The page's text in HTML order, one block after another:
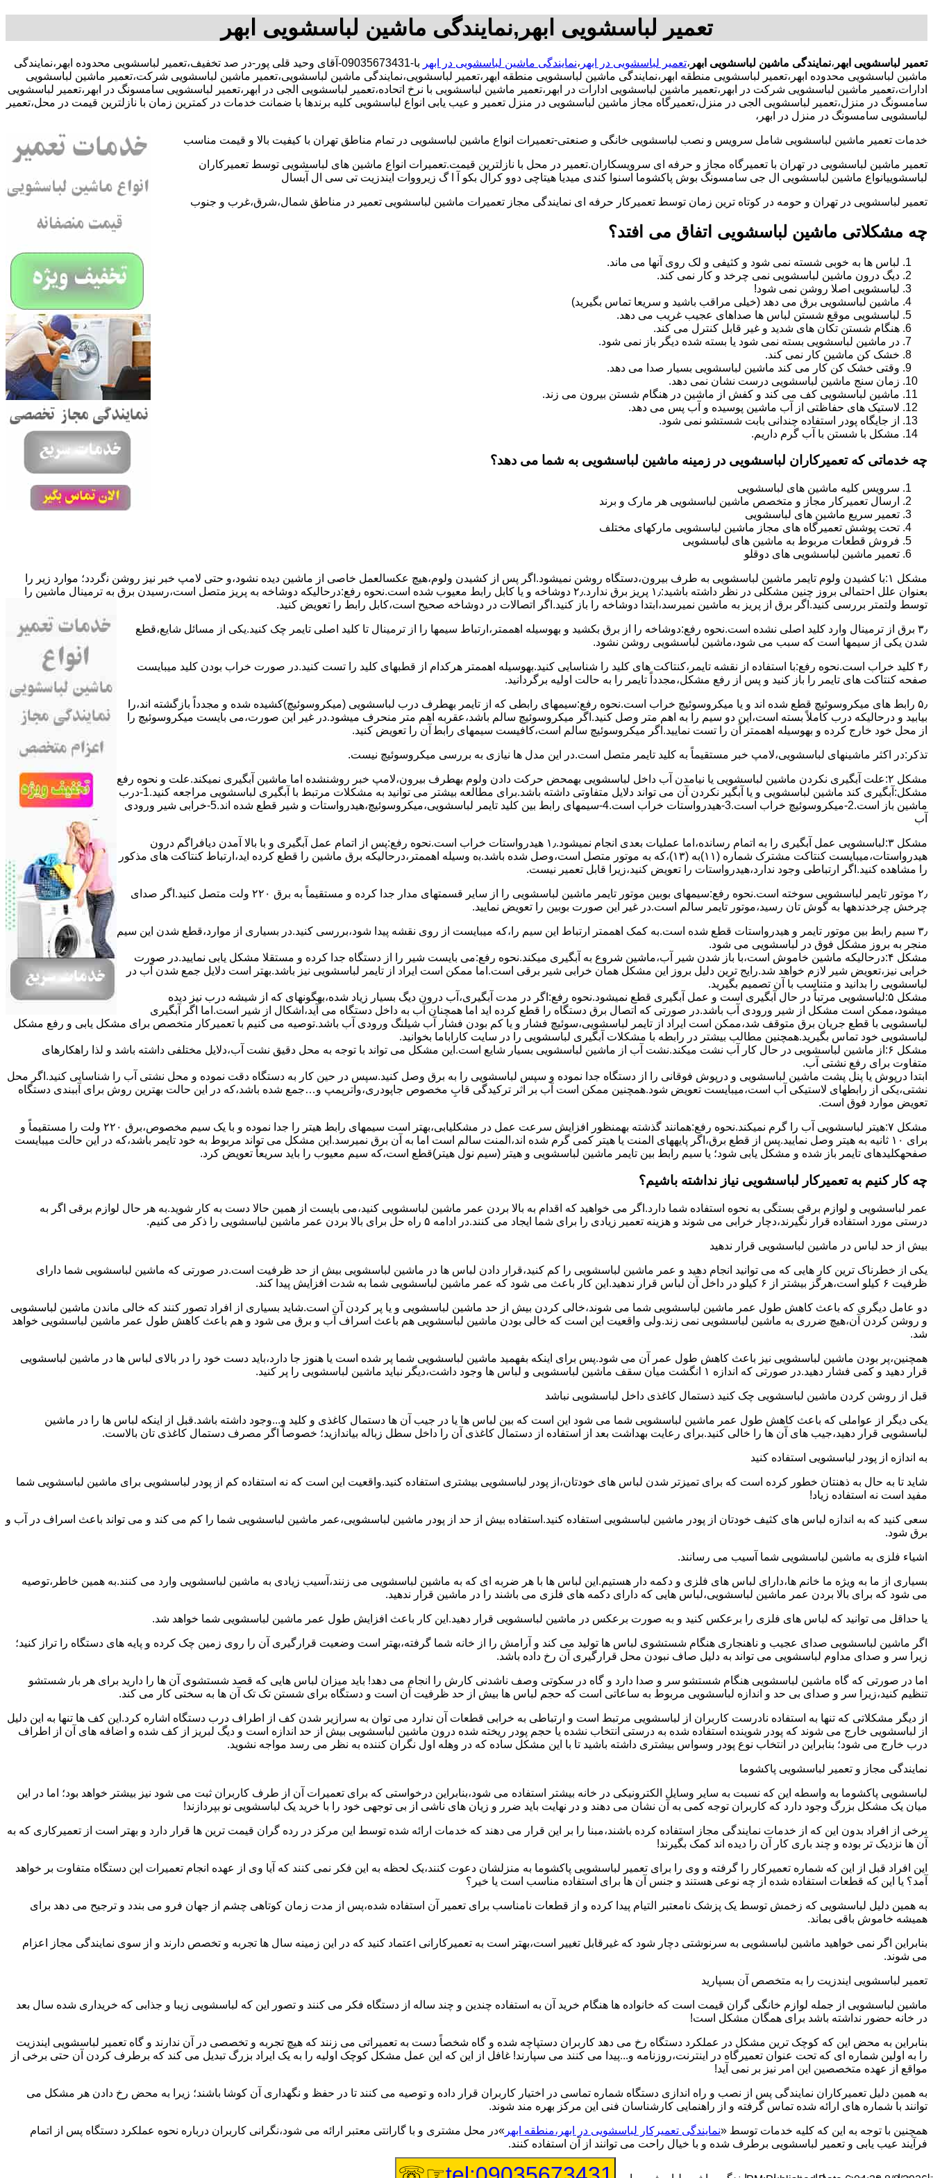
تعمیر لباسشویی ابهر,نمایندگی ماشین لباسشویی ابهر
تعمیر لباسشویی ابهر ،نمایندگی ماشین لباسشویی ابهر ،تعمیر لباسشویی در ابهر ،نمایندگی ماشین لباسشویی در ابهر
با-09035673431-آقای وحید قلی پور-در صد تخفیف،تعمیر لباسشویی محدوده ابهر،نمایندگی
ماشین لباسشویی محدوده ابهر،تعمیر لباسشویی منطقه ابهر،نمایندگی ماشین لباسشویی منطقه ابهر،تعمیر لباسشویی،نمایندگی ماشین لباسشویی،تعمیر ماشین لباسشویی شرکت،تعمیر ماشین لباسشویی
ادارات،تعمیر ماشین لباسشویی شرکت در ابهر،تعمیر ماشین لباسشویی ادارات در ابهر،تعمیر ماشین لباسشویی با نرخ اتحاده،تعمیر لباسشویی الجی در ابهر،تعمیر لباسشویی سامسونگ در ابهر،تعمیر لباسشویی
سامسونگ در منزل،تعمیر لباسشویی الجی در منزل،تعمیرگاه مجاز ماشین لباسشویی در منزل تعمیر و عیب یابی انواع لباسشویی کلیه برندها با ضمانت خدمات در کمترین زمان با نازلترین قیمت در محل،تعمیر
لباسشویی سامسونگ در منزل در ابهر،
خدمات تعمیر ماشین لباسشویی شامل سرویس و نصب لباسشویی خانگی و صنعتی-تعمیرات انواع ماشین لباسشویی در تمام مناطق تهران با کیفیت بالا و قیمت مناسب
تعمیر ماشین لباسشویی در تهران با تعمیرگاه مجاز و حرفه ای سرویسکاران.تعمیر در محل با نازلترین قیمت.تعمیرات انواع ماشین های لباسشویی توسط تعمیرکاران
لباسشوییانواع ماشین لباسشویی ال جی سامسونگ بوش پاکشوما اسنوا کندی میدیا هیتاچی دوو کرال بکو آ ا گ زیرووات ایندزیت تی سی ال آبسال
تعمیر لباسشویی در تهران و حومه در کوتاه ترین زمان توسط تعمیرکار حرفه ای نمایندگی مجاز تعمیرات ماشین لباسشویی تعمیر در مناطق شمال،شرق،غرب و جنوب
چه مشکلاتی ماشین لباسشویی اتفاق می افتد؟
لباس ها به خوبی شسته نمی شود و کثیفی و لک روی آنها می ماند.
دیگ درون ماشین لباسشویی نمی چرخد و کار نمی کند.
لباسشویی اصلا روشن نمی شود!
ماشین لباسشویی برق می دهد (خیلی مراقب باشید و سریعا تماس بگیرید)
لباسشویی موقع شستن لباس ها صداهای عجیب غریب می دهد.
هنگام شستن تکان های شدید و غیر قابل کنترل می کند.
در ماشین لباسشویی بسته نمی شود یا بسته شده دیگر باز نمی شود.
خشک کن ماشین کار نمی کند.
وقتی خشک کن کار می کند ماشین لباسشویی بسیار صدا می دهد.
زمان سنج ماشین لباسشویی درست نشان نمی دهد.
ماشین لباسشویی کف می کند و کفش از ماشین در هنگام شستن بیرون می زند.
لاستیک های حفاظتی از آب ماشین پوسیده و آب پس می دهد.
از جایگاه پودر استفاده چندانی بابت شستشو نمی شود.
مشکل با شستن با آب گرم داریم.
چه خدماتی که تعمیرکاران لباسشویی در زمینه ماشین لباسشویی به شما می دهد؟
سرویس کلیه ماشین های لباسشویی
ارسال تعمیرکار مجاز و متخصص ماشین لباسشویی هر مارک و برند
تعمیر سریع ماشین های لباسشویی
تحت پوشش تعمیرگاه های مجاز ماشین لباسشویی مارکهای مختلف
فروش قطعات مربوط به ماشین های لباسشویی
تعمیر ماشین لباسشویی های دوقلو
مشکل ۱:ﺑﺎ ﮐﺸﯿﺪن وﻟﻮم ﺗﺎﯾﻤﺮ ماشین لباسشویی به طرف ﺑﯿﺮون،دستگاه روﺷﻦ نمیشود.اﮔﺮ ﭘﺲ از ﮐﺸﯿﺪن وﻟﻮم،ﻫﯿﭻ عکسالعمل ﺧﺎﺻﯽ از ﻣﺎﺷﯿﻦ دﯾﺪه نشود،و حتی ﻻﻣﭗ ﺧﺒﺮ ﻧﯿﺰ روﺷﻦ ﻧگردد؛ موارد زیر را
بعنوان ﻋﻠﻞ احتمالی بروز چنین مشکلی در نظر داشته باشید:۱٫ ﭘﺮﯾﺰ ﺑﺮق ﻧﺪارد.۲٫ دوﺷﺎﺧﻪ و ﯾﺎ ﮐﺎﺑﻞ راﺑﻂ ﻣﻌﯿﻮب ﺷﺪه است.نحوه رفع:درحالیکه دوﺷﺎﺧﻪ ﺑﻪ ﭘﺮﯾﺰ ﻣﺘﺼﻞ اﺳﺖ،رﺳﯿﺪن ﺑﺮق ﺑﻪ ﺗﺮﻣﯿﻨﺎل ﻣﺎﺷﯿﻦ را
ﺗﻮﺳﻂ ولتمتر بررسی ﮐﻨﯿﺪ.اﮔﺮ ﺑﺮق از ﭘﺮﯾﺰ ﺑﻪ ﻣﺎﺷﯿﻦ نمیرسد،اﺑﺘﺪا دوشاخه را باز کنید.اﮔﺮ اﺗﺼﺎﻻت در دوشاخه ﺻﺤﯿﺢ اﺳﺖ،ﮐﺎﺑﻞ راﺑﻂ را ﺗﻌﻮﯾﺾ کنید.
۳٫ ﺑﺮق از ﺗﺮﻣﯿﻨﺎل وارد ﮐﻠﯿﺪ اﺻﻠﯽ ﻧﺸﺪه است.نحوه رﻓﻊ:دوشاخه را از ﺑﺮق بکشید و بهوسیله اهممتر،ارﺗﺒﺎط سیمها را از ﺗﺮﻣﯿﻨﺎل ﺗﺎ ﮐﻠﯿﺪ اﺻﻠﯽ ﺗﺎﯾﻤﺮ چک کنید.یکی از مسائل شایع،ﻗﻄﻊ
شدن ﯾﮑﯽ از سیمها است که سبب می شود،ﻣﺎﺷﯿﻦ لباسشویی روﺷﻦ نشود.
۴٫ ﮐﻠﯿﺪ ﺧﺮاب اﺳﺖ.نحوه رفع:ﺑﺎ اﺳﺘﻔﺎده از ﻧﻘﺸﻪ ﺗﺎﯾﻤﺮ،ﮐﻨﺘﺎﮐﺖ ﻫﺎی ﮐﻠﯿﺪ را ﺷﻨﺎﺳﺎﯾﯽ کنید.بهوسیله اهممتر هرکدام از قطبهای ﮐﻠﯿﺪ را ﺗﺴﺖ ﮐﻨﯿﺪ.در ﺻﻮرت ﺧﺮاب ﺑﻮدن ﮐﻠﯿﺪ میبایست
ﺻﻔﺤﻪ ﮐﻨﺘﺎﮐﺖ ﻫﺎی ﺗﺎﯾﻤﺮ را باز کنید و ﭘﺲ از رﻓﻊ مشکل،مجدداً ﺗﺎﯾﻤﺮ را به حالت اوﻟﯿﻪ برگردانید.
۵٫ رابط های ﻣﯿﮑﺮوﺳﻮﺋﯿﭻ ﻗﻄﻊ شده اند و ﯾﺎ ﻣﯿﮑﺮوﺳﻮﺋﯿﭻ ﺧﺮاب اﺳﺖ.نحوه رفع:سیمهای راﺑﻄﯽ ﮐﻪ از ﺗﺎﯾﻤﺮ بهطرف درب لباسشویی (ﻣﯿﮑﺮوﺳﻮﺋﯿﭻ)کشیده شده و مجدداً بازگشته اند،را
ﺑﯿﺎﺑﯿﺪ و درحالیکه درب کاملاً ﺑﺴﺘﻪ اﺳﺖ،اﯾﻦ دو ﺳﯿﻢ را ﺑﻪ اﻫﻢ ﻣﺘﺮ وصل کنید.اﮔﺮ ﻣﯿﮑﺮوﺳﻮﺋﯿﭻ ﺳﺎﻟﻢ ﺑﺎﺷﺪ،ﻋﻘﺮﺑﻪ اهم متر ﻣﻨﺤﺮف میشود.در ﻏﯿﺮ اﯾﻦ ﺻﻮرت،می بایست ﻣﯿﮑﺮوﺳﻮﺋﯿﭻ را
از ﻣﺤﻞ خود ﺧﺎرج کرده و بهوسیله اهممتر آن را ﺗﺴﺖ ﻧﻤﺎﯾﯿﺪ.اﮔﺮ ﻣﯿﮑﺮوﺳﻮﺋﯿﭻ ﺳﺎﻟﻢ اﺳﺖ،ﮐﺎﻓﯿﺴﺖ سیمهای راﺑﻄ آن را ﺗﻌﻮﯾﺾ کنید.
ﺗﺬﮐﺮ:در اﮐﺜﺮ ماشینهای لباسشویی،ﻻﻣﭗ ﺧﺒﺮ مستقیماً ﺑﻪ ﮐﻠﯿﺪ ﺗﺎﯾﻤﺮ ﻣﺘﺼﻞ اﺳﺖ.در اﯾﻦ مدل ها ﻧﯿﺎزی ﺑﻪ بررسی ﻣﯿﮑﺮوﺳﻮﺋﯿﭻ نیست.
مشکل ۲:علت آبگیری نکردن ماشین لباسشویی یا نیامدن آب داخل لباسشویی بهمحض ﺣﺮﮐﺖ دادن وﻟﻮم بهطرف ﺑﯿﺮون،ﻻﻣﭗ ﺧﺒﺮ روشنشده اﻣﺎ ﻣﺎﺷﯿﻦ آﺑﮕﯿﺮی نمیکند.ﻋﻠﺖ و نحوه رﻓﻊ
مشکل:آبگیری کند ماشین لباسشویی و یا آبگیر نکردن آن می تواند دلایل متفاوتی داشته باشد.برای مطالعه بیشتر می توانید به مشکلات مرتبط با آبگیری لباسشویی مراجعه کنید.1-درب
ﻣﺎﺷﯿﻦ ﺑﺎز اﺳﺖ.2-ﻣﯿﮑﺮوﺳﻮﺋﯿﭻ ﺧﺮاب اﺳﺖ.3-ﻫﯿﺪرواﺳﺘﺎت ﺧﺮاب اﺳﺖ.4-سیمهای راﺑﻂ ﺑﯿﻦ ﮐﻠﯿﺪ ﺗﺎﯾﻤﺮ لباسشویی،ﻣﯿﮑﺮوﺳﻮﺋﯿﭻ،ﻫﯿﺪرواﺳﺘﺎت و ﺷﯿﺮ ﻗﻄﻊ ﺷﺪه اند.5-خرابی شیر ورودی
آب
مشکل ۳:لباسشویی ﻋﻤﻞ آﺑﮕﯿﺮی را ﺑﻪ اﺗﻤﺎم رﺳﺎﻧﺪه،اﻣﺎ ﻋﻤﻠﯿﺎت ﺑﻌﺪی اﻧﺠﺎم نمیشود.۱٫ ﻫﯿﺪرواﺳﺘﺎت ﺧﺮاب اﺳﺖ.نحوه رﻓﻊ:ﭘﺲ از اﺗﻤﺎم عمل آﺑﮕﯿﺮی و ﺑﺎ ﺑﺎﻻ آﻣﺪن دﯾﺎﻓﺮاﮔﻢ درون
ﻫﯿﺪرواﺳﺘﺎت،میبایست ﮐﻨﺘﺎﮐﺖ ﻣﺸﺘﺮک شماره (۱۱)به (۱۳)،ﮐﻪ ﺑﻪ ﻣﻮﺗﻮر ﻣﺘﺼﻞ اﺳﺖ،وﺻﻞ ﺷﺪه ﺑﺎﺷﺪ.ﺑه وسیله اهممتر،درحالیکه ﺑﺮق ﻣﺎﺷﯿﻦ را ﻗﻄﻊ کرده اید،ارﺗﺒﺎط ﮐﻨﺘﺎﮐﺖ ﻫﺎی ﻣﺬﮐﻮر
را ﻣﺸﺎﻫﺪه کنید.اﮔﺮ ارﺗﺒﺎطی وجود ندارد،ﻫﯿﺪرواﺳﺘﺎت را ﺗﻌﻮﯾﺾ ﮐﻨﯿﺪ،زﯾﺮا قابل ﺗﻌﻤﯿﺮ نیست.
۲٫ ﻣﻮﺗﻮر ﺗﺎﯾﻤﺮ لباسشویی ﺳﻮﺧﺘﻪ اﺳﺖ.نحوه رﻓﻊ:سیمهای ﺑﻮﺑﯿﻦ ﻣﻮﺗﻮر ﺗﺎﯾﻤﺮ ماشین لباسشویی را از ﺳﺎﯾﺮ قسمتهای ﻣﺪار ﺟﺪا کرده و مستقیماً ﺑﻪ برق ۲۲۰ وﻟﺖ ﻣﺘﺼﻞ کنید.اﮔﺮ ﺻﺪای
ﭼﺮﺧﺶ چرخدندهها به گوش تان رﺳﯿﺪ،ﻣﻮﺗﻮر ﺗﺎﯾﻤﺮ ﺳﺎﻟﻢ اﺳﺖ.در ﻏﯿﺮ اﯾﻦ ﺻﻮرت ﺑﻮﺑﯿﻦ را ﺗﻌﻮﯾﺾ ﻧﻤﺎﯾﯿﺪ.
۳٫ ﺳﯿﻢ راﺑﻂ ﺑﯿﻦ ﻣﻮﺗﻮر ﺗﺎﯾﻤﺮ و ﻫﯿﺪرواﺳﺘﺎت ﻗﻄﻊ ﺷﺪه اﺳﺖ.به کمک اهممتر ارﺗﺒﺎط اﯾﻦ ﺳﯿﻢ را،ﮐﻪ میبایست از روی ﻧﻘﺸﻪ ﭘﯿﺪا ﺷﻮد،بررسی ﮐﻨﯿﺪ.در ﺑﺴﯿﺎری از موارد،ﻗﻄﻊ ﺷﺪن اﯾﻦ ﺳﯿﻢ
ﻣﻨﺠﺮ ﺑﻪ ﺑﺮوز مشکل ﻓﻮق در لباسشویی می شود.
مشکل ۴:درحالیکه ﻣﺎﺷﯿﻦ ﺧﺎﻣﻮش اﺳﺖ،ﺑﺎ ﺑﺎز ﺷﺪن ﺷﯿﺮ آب،ﻣﺎﺷﯿﻦ ﺷﺮوع ﺑﻪ آﺑﮕﯿﺮی میکند.نحوه رﻓﻊ:می بایست ﺷﯿﺮ را از دستگاه جدا کرده و مستقلا مشکل یابی نمایید.در صورت
خرابی نیز،تعویض شیر لازم خواهد شد.رایج ترین دلیل بروز این مشکل همان خرابی شیر برقی است.اما ممکن است ایراد از تایمر لباسشویی نیز باشد.بهتر است دلایل جمع شدن آب در
لباسشویی را بدانید و متناسب با آن تصمیم بگیرید.
مشکل ۵:لباسشویی مرتباً در ﺣﺎل آﺑﮕﯿﺮی اﺳﺖ و ﻋﻤﻞ آﺑﮕﯿﺮی ﻗﻄﻊ نمیشود.نحوه رﻓﻊ:اﮔﺮ در ﻣﺪت آﺑﮕﯿﺮی،آب درون دﯾﮓ ﺑﺴﯿﺎر زﯾﺎد ﺷﺪه،بهگونهای ﮐﻪ از ﺷﯿﺸﻪ درب ﻧﯿﺰ دﯾﺪه
میشود،ممکن است مشکل از شیر ورودی آب باشد.در صورتی که اتصال برق دستگاه را قطع کرده اید اما همچنان آب به داخل دستگاه می آید،اشکال از شیر است.اما اگر آبگیری
لباسشویی با قطع جریان برق متوقف شد،ممکن است ایراد از تایمر لباسشویی،سوئیچ فشار و یا کم بودن فشار آب شیلنگ ورودی آب باشد.توصیه می کنیم با تعمیرکار متخصص برای مشکل یابی و رفع مشکل
لباسشویی خود تماس بگیرید.همچنین مطالب بیشتر در رابطه با مشکلات آبگیری لباسشویی را در سایت کاراباما بخوانید.
مشکل ۶:از ﻣﺎﺷﯿﻦ لباسشویی در ﺣﺎل ﮐﺎر آب ﻧﺸﺖ میکند.نشت آب از ماشین لباسشویی بسیار شایع است.این مشکل می تواند با توجه به محل دقیق نشت آب،دلایل مختلفی داشته باشد و لذا راهکارهای
متفاوت برای رفع نشتی آب.
ابتدا درپوش یا پنل ﭘﺸﺖ ﻣﺎﺷﯿﻦ لباسشویی و درپوش ﻓﻮﻗﺎﻧﯽ را از دستگاه ﺟﺪا ﻧﻤﻮده و ﺳﭙﺲ لباسشویی را ﺑﻪ ﺑﺮق وصل ﮐﻨﯿﺪ.سپس در حین کار به دستگاه دقت نموده و ﻣﺤﻞ نشتی آب را ﺷﻨﺎﺳﺎﯾﯽ کنید.اﮔﺮ ﻣﺤﻞ
نشتی،ﯾﮑﯽ از رابطهای ﻻﺳﺘﯿﮑﯽ آب اﺳﺖ،میبایست ﺗﻌﻮﯾﺾ شود.همچنین ﻣﻤﮑﻦ اﺳﺖ آب بر اثر ﺗﺮﮐﯿﺪﮔﯽ قابِ ﻣﺨﺼﻮص ﺟﺎﭘﻮدری،واترپمپ و…جمع شده ﺑﺎﺷﺪ،ﮐﻪ در این حالت بهترین روش برای آببندی دستگاه
ﺗﻌﻮﯾﺾ ﻣﻮارد ﻓﻮق اﺳﺖ.
مشکل ۷:ﻫﯿﺘﺮ لباسشویی آب را ﮔﺮم نمیکند.نحوه رﻓﻊ:ﻫﻤﺎﻧﻨﺪ ﮔﺬﺷﺘﻪ بهمنظور اﻓﺰاﯾﺶ ﺳﺮﻋﺖ ﻋﻤﻞ در مشکلیابی،بهتر است سیمهای راﺑﻂ ﻫﯿﺘﺮ را ﺟﺪا ﻧﻤﻮده و ﺑﺎ ﯾﮏ ﺳﯿﻢ ﻣﺨﺼﻮص،برق ۲۲۰ ولت را مستقیماً و
برای ۱۰ ﺛﺎﻧﯿﻪ ﺑﻪ ﻫﯿﺘﺮ وصل نمایید.ﭘﺲ از ﻗﻄﻊ ﺑﺮق،اﮔﺮ پایههای اﻟﻤﻨﺖ یا هیتر کمی ﮔﺮم ﺷﺪه اند،اﻟﻤﻨﺖ ﺳﺎﻟﻢ است اما ﺑﻪ آن ﺑﺮق نمیرسد.اﯾﻦ ﻣﺸﮑﻞ می تواند مربوط به ﺧﻮد ﺗﺎﯾﻤﺮ باشد،ﮐﻪ در این حالت میبایست
صفحهکلیدهای ﺗﺎﯾﻤﺮ باز شده و مشکل یابی شود؛ ﯾﺎ ﺳﯿﻢ راﺑﻂ ﺑﯿﻦ ﺗﺎﯾﻤﺮ ماشین لباسشویی و ﻫﯿﺘﺮ (سیم ﻧﻮل ﻫﯿﺘﺮ)ﻗﻄﻊ اﺳﺖ،ﮐﻪ ﺳﯿﻢ ﻣﻌﯿﻮب را ﺑﺎﯾﺪ سریعاً ﺗﻌﻮﯾﺾ کرد.
چه کار کنیم به تعمیرکار لباسشویی نیاز نداشته باشیم؟
عمر لباسشویی و لوازم برقی بستگی به نحوه استفاده شما دارد.اگر می خواهید که اقدام به بالا بردن عمر ماشین لباسشویی کنید،می بایست از همین حالا دست به کار شوید.به هر حال لوازم برقی اگر به
درستی مورد استفاده قرار نگیرند،دچار خرابی می شوند و هزینه تعمیر زیادی را برای شما ایجاد می کنند.در ادامه ۵ راه حل برای بالا بردن عمر ماشین لباسشویی را ذکر می کنیم.
بیش از حد لباس در ماشین لباسشویی قرار ندهید
یکی از خطرناک ترین کار هایی که می توانید انجام دهید و عمر ماشین لباسشویی را کم کنید،قرار دادن لباس ها در ماشین لباسشویی بیش از حد ظرفیت است.در صورتی که ماشین لباسشویی شما دارای
ظرفیت ۶ کیلو است،هرگز بیشتر از ۶ کیلو در داخل آن لباس قرار ندهید.این کار باعث می شود که عمر ماشین لباسشویی شما به شدت افزایش پیدا کند.
دو عامل دیگری که باعث کاهش طول عمر ماشین لباسشویی شما می شوند،خالی کردن بیش از حد ماشین لباسشویی و یا پر کردن آن است.شاید بسیاری از افراد تصور کنند که خالی ماندن ماشین لباسشویی
و روشن کردن آن،هیچ ضرری به ماشین لباسشویی نمی زند.ولی واقعیت این است که خالی بودن ماشین لباسشویی هم باعث اسراف آب و برق می شود و هم باعث کاهش طول عمر ماشین لباسشویی خواهد
شد.
همچنین،پر بودن ماشین لباسشویی نیز باعث کاهش طول عمر آن می شود.پس برای اینکه بفهمید ماشین لباسشویی شما پر شده است یا هنوز جا دارد،باید دست خود را در بالای لباس ها در ماشین لباسشویی
قرار دهید و کمی فشار دهید.در صورتی که اندازه ۱ انگشت میان سقف ماشین لباسشویی و لباس ها وجود داشت،دیگر نباید ماشین لباسشویی را پر کنید.
قبل از روشن کردن ماشین لباسشویی چک کنید ذستمال کاغذی داخل لباسشویی نباشد
یکی دیگر از عواملی که باعث کاهش طول عمر ماشین لباسشویی شما می شود این است که بین لباس ها یا در جیب آن ها دستمال کاغذی و کلید و...وجود داشته باشد.قبل از اینکه لباس ها را در ماشین
لباسشویی قرار دهید،جیب های آن ها را خالی کنید.برای رعایت بهداشت بعد از استفاده از دستمال کاغذی آن را داخل سطل زباله بیاندازید؛ خصوصاً اگر مصرف دستمال کاغذی تان بالاست.
به اندازه از پودر لباسشویی استفاده کنید
شاید تا به حال به ذهنتان خطور کرده است که برای تمیزتر شدن لباس های خودتان،از پودر لباسشویی بیشتری استفاده کنید.واقعیت این است که نه استفاده کم از پودر لباسشویی برای ماشین لباسشویی شما
مفید است نه استفاده زیاد!
سعی کنید که به اندازه لباس های کثیف خودتان از پودر ماشین لباسشویی استفاده کنید.استفاده بیش از حد از پودر ماشین لباسشویی،عمر ماشین لباسشویی شما را کم می کند و می تواند باعث اسراف در آب و
برق شود.
اشیاء فلزی به ماشین لباسشویی شما آسیب می رسانند.
بسیاری از ما به ویژه ما خانم ها،دارای لباس های فلزی و دکمه دار هستیم.این لباس ها با هر ضربه ای که به ماشین لباسشویی می زنند،آسیب زیادی به ماشین لباسشویی وارد می کنند.به همین خاطر،توصیه
می شود که برای بالا بردن عمر ماشین لباسشویی،لباس هایی که دارای دکمه های فلزی می باشند را در ماشین قرار ندهید.
یا حداقل می توانید که لباس های فلزی را برعکس کنید و به صورت برعکس در ماشین لباسشویی قرار دهید.این کار باعث افزایش طول عمر ماشین لباسشویی شما خواهد شد.
اگر ماشین لباسشویی صدای عجیب و ناهنجاری هنگام شستشوی لباس ها تولید می کند و آرامش را از خانه شما گرفته،بهتر است وضعیت قرارگیری آن را روی زمین چک کرده و پایه های دستگاه را تراز کنید؛
زیرا سر و صدای مداوم لباسشویی می تواند به دلیل صاف نبودن محل قرارگیری آن رخ داده باشد.
اما در صورتی که گاه ماشین لباسشویی هنگام شستشو سر و صدا دارد و گاه در سکوتی وصف ناشدنی کارش را انجام می دهد! باید میزان لباس هایی که قصد شستشوی آن ها را دارید برای هر بار شستشو
تنظیم کنید،زیرا سر و صدای بی حد و اندازه لباسشویی مربوط به ساعاتی است که حجم لباس ها بیش از حد ظرفیت آن است و دستگاه برای شستن تک تک آن ها به سختی کار می کند.
از دیگر مشکلاتی که تنها به استفاده نادرست کاربران از لباسشویی مرتبط است و ارتباطی به خرابی قطعات آن ندارد می توان به سرازیر شدن کف از اطراف درب دستگاه اشاره کرد.این کف ها تنها به این دلیل
از لباسشویی خارج می شوند که پودر شوینده استفاده شده به درستی انتخاب نشده یا حجم پودر ریخته شده درون ماشین لباسشویی بیش از حد اندازه است و دیگ لبریز از کف شده و اضافه های آن از اطراف
درب خارج می شود؛ بنابراین در انتخاب نوع پودر وسواس بیشتری داشته باشید تا با این مشکل ساده که در وهله اول نگران کننده به نظر می رسد مواجه نشوید.
نمایندگی مجاز و تعمیر لباسشویی پاکشوما
لباسشویی پاکشوما به واسطه این که نسبت به سایر وسایل الکترونیکی در خانه بیشتر استفاده می شود،بنابراین درخواستی که برای تعمیرات آن از طرف کاربران ثبت می شود نیز بیشتر خواهد بود؛ اما در این
میان یک مشکل بزرگ وجود دارد که کاربران توجه کمی به آن نشان می دهند و در نهایت باید ضرر و زیان های ناشی از بی توجهی خود را با خرید یک لباسشویی نو بپردازند!
برخی از افراد بدون این که از خدمات نمایندگی مجاز استفاده کرده باشند،مبنا را بر این قرار می دهند که خدمات ارائه شده توسط این مرکز در رده گران قیمت ترین ها قرار دارد و بهتر است از تعمیرکاری که به
آن ها نزدیک تر بوده و چند باری کار آن را دیده اند کمک بگیرند!
این افراد قبل از این که شماره تعمیرکار را گرفته و وی را برای تعمیر لباسشویی پاکشوما به منزلشان دعوت کنند،یک لحظه به این فکر نمی کنند که آیا وی از عهده انجام تعمیرات این دستگاه متفاوت بر خواهد
آمد؟ یا این که قطعات استفاده شده از چه نوعی هستند و جنس آن ها برای استفاده مناسب است یا خیر؟
به همین دلیل لباسشویی که زخمش توسط یک پزشک نامعتبر التیام پیدا کرده و از قطعات نامناسب برای تعمیر آن استفاده شده،پس از مدت زمان کوتاهی چشم از جهان فرو می بندد و ترجیح می دهد برای
همیشه خاموش باقی بماند.
بنابراین اگر نمی خواهید ماشین لباسشویی به سرنوشتی دچار شود که غیرقابل تغییر است،بهتر است به تعمیرکارانی اعتماد کنید که در این زمینه سال ها تجربه و تخصص دارند و از سوی نمایندگی مجاز اعزام
می شوند.
تعمیر لباسشویی ایندزیت را به متخصص آن بسپارید
ماشین لباسشویی از جمله لوازم خانگی گران قیمت است که خانواده ها هنگام خرید آن به استفاده چندین و چند ساله از دستگاه فکر می کنند و تصور این که لباسشویی زیبا و جذابی که خریداری شده سال بعد
در خانه حضور نداشته باشد برای همگان مشکل است!
بنابراین به محض این که کوچک ترین مشکل در عملکرد دستگاه رخ می دهد کاربران دستپاچه شده و گاه شخصاً دست به تعمیراتی می زنند که هیچ تجربه و تخصصی در آن ندارند و گاه تعمیر لباسشویی ایندزیت
را به اولین شماره ای که تحت عنوان تعمیرگاه در اینترنت،روزنامه و...پیدا می کنند می سپارند! غافل از این که این عمل مشکل کوچک اولیه را به یک ایراد بزرگ تبدیل می کند که برطرف کردن آن حتی برخی از
مواقع از عهده متخصصین این امر نیز بر نمی آید!
به همین دلیل تعمیرکاران نمایندگی پس از نصب و راه اندازی دستگاه شماره تماسی در اختیار کاربران قرار داده و توصیه می کنند تا در حفظ و نگهداری آن کوشا باشند؛ زیرا به محض رخ دادن هر مشکل می
توانند با شماره های ارائه شده تماس گرفته و از راهنمایی کارشناسان فنی این مرکز بهره مند شوند.
همچنین با توجه به این که کلیه خدمات توسط «نمایندگی تعمیرکار لباسشویی در ابهر،منطقه ابهر »در محل مشتری و با گارانتی معتبر ارائه می شود،نگرانی کاربران درباره نحوه عملکرد دستگاه پس از اتمام
فرآیند عیب یابی و تعمیر لباسشویی برطرف شده و با خیال راحت می توانند از آن استفاده کنند.